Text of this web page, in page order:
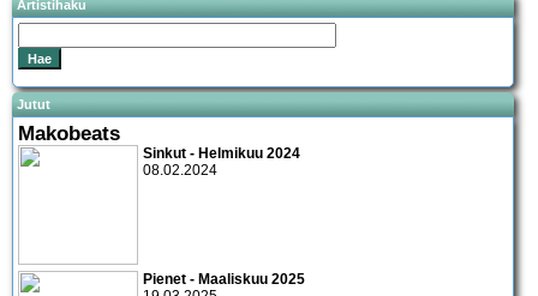
Artistihaku
Jutut
Makobeats
Sinkut - Helmikuu 2024
08.02.2024
Pienet - Maaliskuu 2025